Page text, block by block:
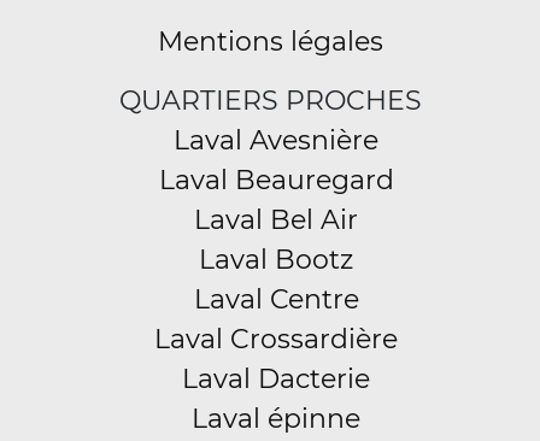
Mentions légales
QUARTIERS PROCHES
Laval Avesnière
Laval Beauregard
Laval Bel Air
Laval Bootz
Laval Centre
Laval Crossardière
Laval Dacterie
Laval épinne